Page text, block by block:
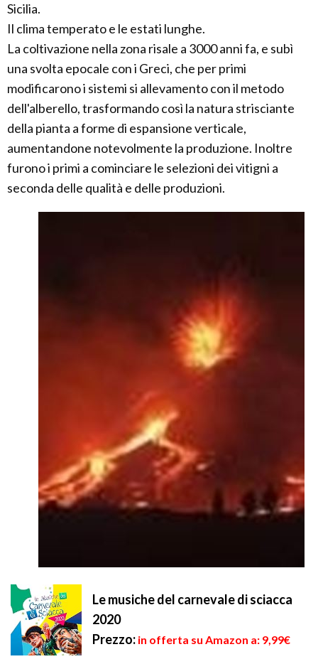
Sicilia.
Il clima temperato e le estati lunghe.
La coltivazione nella zona risale a 3000 anni fa, e subì
una svolta epocale con i Greci, che per primi
modificarono i sistemi si allevamento con il metodo
dell'alberello, trasformando così la natura strisciante
della pianta a forme di espansione verticale,
aumentandone notevolmente la produzione. Inoltre
furono i primi a cominciare le selezioni dei vitigni a
seconda delle qualità e delle produzioni.
Le musiche del carnevale di sciacca
2020
Prezzo: in offerta su Amazon a: 9,99€